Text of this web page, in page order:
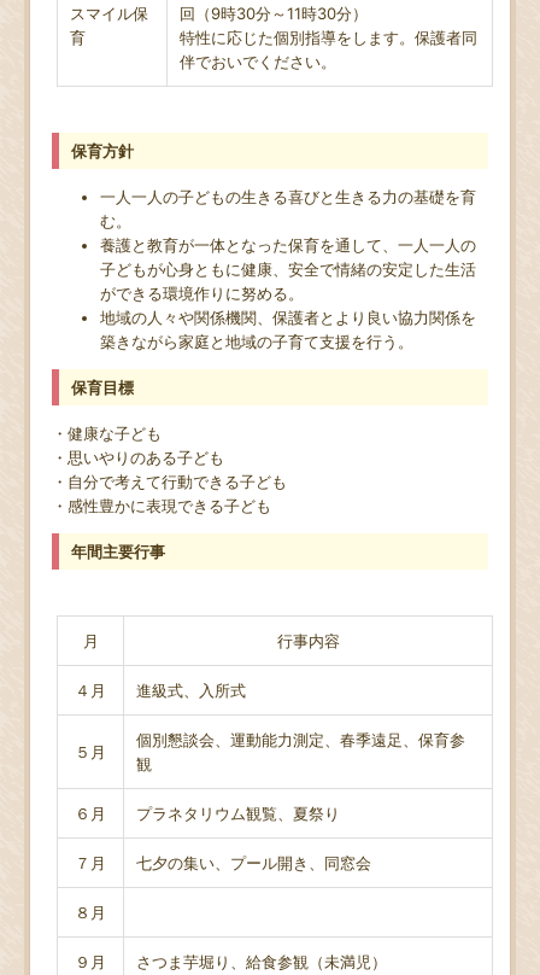
スマイル保
育
回（9時30分～11時30分）
特性に応じた個別指導をします。保護者同
伴でおいでください。
保育方針
一人一人の子どもの生きる喜びと生きる力の基礎を育
む。
養護と教育が一体となった保育を通して、一人一人の
子どもが心身ともに健康、安全で情緒の安定した生活
ができる環境作りに努める。
地域の人々や関係機関、保護者とより良い協力関係を
築きながら家庭と地域の子育て支援を行う。
保育目標
・健康な子ども
・思いやりのある子ども
・自分で考えて行動できる子ども
・感性豊かに表現できる子ども
年間主要行事
月 行事内容
４月 進級式、入所式
５月
個別懇談会、運動能力測定、春季遠足、保育参
観
６月 プラネタリウム観覧、夏祭り
７月 七夕の集い、プール開き、同窓会
８月
９月 さつま芋堀り、給食参観（未満児）